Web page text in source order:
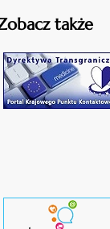
także
czytaj